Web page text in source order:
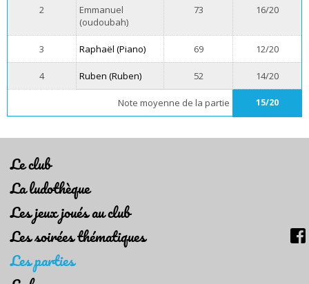
2
Emmanuel
(oudoubah)
73 16/20
3 Raphaël (Piano) 69 12/20
4 Ruben (Ruben) 52 14/20
Note moyenne de la partie 15/20
Le club
La ludothèque
Les jeux joués au club
Les soirées thématiques
Les parties